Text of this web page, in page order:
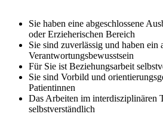
Sie haben eine abgeschlossene
oder Erzieherischen Bereich
Sie sind zuverlässig und haben ein
Verantwortungsbewusstsein
Für Sie ist Beziehungsarbeit
Sie sind Vorbild und
Patientinnen
Das Arbeiten im interdisziplinären
selbstverständlich